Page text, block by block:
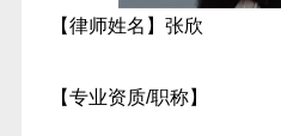
【律师姓名】张欣
【专业资质/职称】